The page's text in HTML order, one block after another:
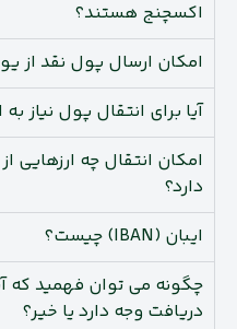
اکسچنج هستند؟
امکان ارسال پول نقد از
آیا برای انتقال پول نیاز
امکان انتقال چه ارزهایی
دارد؟
ایبان (IBAN) چیست؟
چگونه می توان فهمید که
دریافت وجه دارد یا خیر؟